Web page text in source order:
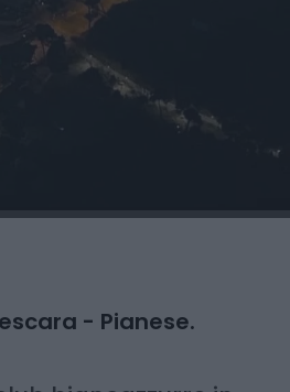
- Pianese.